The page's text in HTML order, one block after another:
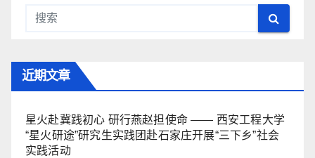
近期文章
星火赴冀践初心 研行燕赵担使命 —— 西安工程大学
“星火研途”研究生实践团赴石家庄开展“三下乡”社会
实践活动